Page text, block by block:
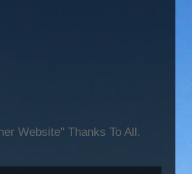
Website" Thanks To All.